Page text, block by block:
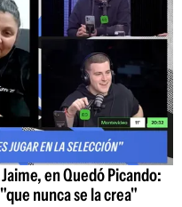
en Quedó Picando:
nunca se la crea"